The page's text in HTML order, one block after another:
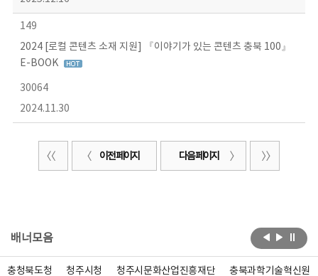
149
2024 [로컬 콘텐츠 소재 지원] 『이야기가 있는 콘텐츠 충북 100』
E-BOOK
30064
2024.11.30
이전 페이지 다음 페이지
배너모음
충청북도청 청주시청 청주시문화산업진흥재단 충북과학기술혁신원